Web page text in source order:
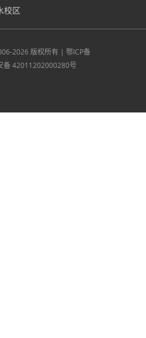
校区
2026 版权所有 | 鄂ICP备
备 42011202000280号